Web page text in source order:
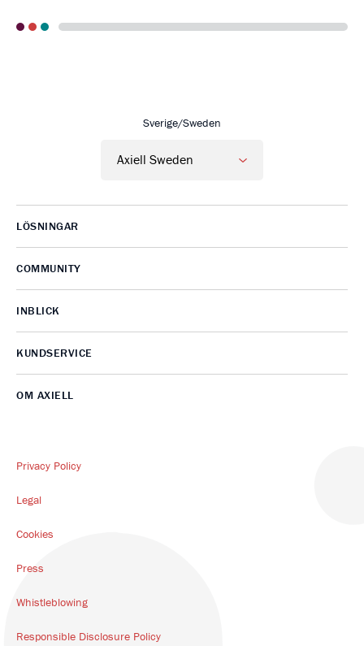
Sverige/Sweden
LÖSNINGAR
COMMUNITY
INBLICK
KUNDSERVICE
OM AXIELL
Privacy Policy
Legal
Cookies
Press
Whistleblowing
Responsible Disclosure Policy